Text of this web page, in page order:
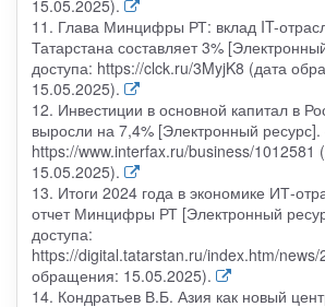
15.05.2025).
11. Глава Минцифры РТ: вклад IT-
Татарстана составляет 3%
доступа: https://clck.ru/3MyjK8 (дата
15.05.2025).
12. Инвестиции в основной капитал в
выросли на 7,4% [Электронный
https://www.interfax.ru/business/1012581
15.05.2025).
13. Итоги 2024 года в экономике ИТ-
отчет Минцифры РТ [Электронный
доступа:
https://digital.tatarstan.ru/index.htm/
обращения: 15.05.2025).
14. Кондратьев В.Б. Азия как новый